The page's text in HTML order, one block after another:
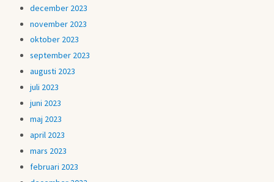
december 2023
november 2023
oktober 2023
september 2023
augusti 2023
juli 2023
juni 2023
maj 2023
april 2023
mars 2023
februari 2023